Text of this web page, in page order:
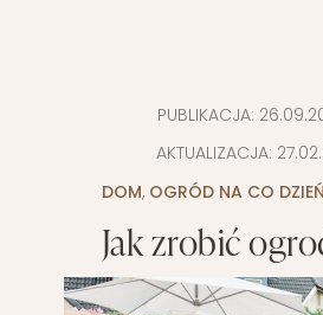
PUBLIKACJA:
AKTUALIZACJA:
DOM, OGRÓD NA CO DZIEŃ
Jak zrobić